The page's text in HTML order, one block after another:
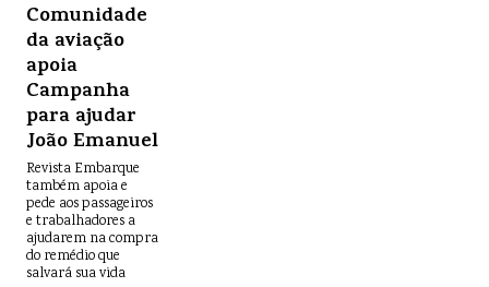
Comunidade
da aviação
apoia
Campanha
para ajudar
João Emanuel
Revista Embarque
também apoia e
pede aos passageiros
e trabalhadores a
ajudarem na compra
do remédio que
salvará sua vida